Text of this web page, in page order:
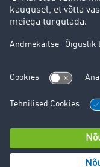
Küpsiste seaded